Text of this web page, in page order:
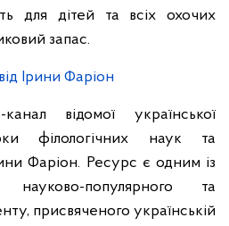
для дітей та всіх охочих
запас.
Ірини Фаріон
відомої української
філологічних наук та
Фаріон. Ресурс є одним із
популярного та
присвяченого українській